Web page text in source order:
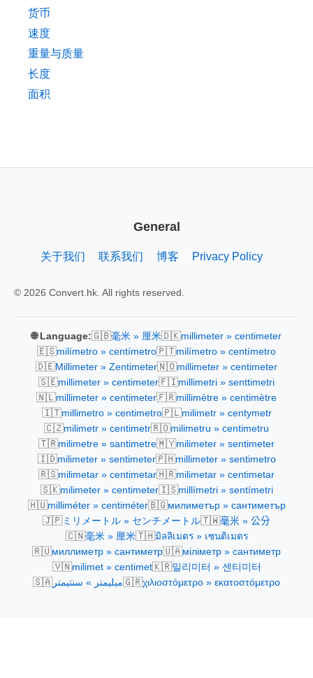
货币
速度
重量与质量
长度
面积
General
关于我们 联系我们 博客 Privacy Policy
© 2026 Convert.hk. All rights reserved.
🌐 Language:🇬🇧毫米 » 厘米🇩🇰millimeter » centimeter
🇪🇸milímetro » centímetro🇵🇹milímetro » centímetro
🇩🇪Millimeter » Zentimeter🇳🇴millimeter » centimeter
🇸🇪millimeter » centimeter🇫🇮millimetri » senttimetri
🇳🇱millimeter » centimeter🇫🇷millimètre » centimètre
🇮🇹millimetro » centimetro🇵🇱milimetr » centymetr
🇨🇿milimetr » centimetr🇷🇴milimetru » centimetru
🇹🇷milimetre » santimetre🇲🇾milimeter » sentimeter
🇮🇩milimeter » sentimeter🇵🇭millimeter » sentimetro
🇷🇸milimetar » centimetar🇭🇷milimetar » centimetar
🇸🇰milimeter » centimeter🇮🇸millímetri » sentímetri
🇭🇺milliméter » centiméter🇧🇬милиметър » сантиметър
🇯🇵ミリメートル » センチメートル🇹🇼毫米 » 公分
🇨🇳毫米 » 厘米🇹🇭มิลลิเมตร » เซนติเมตร
🇷🇺миллиметр » сантиметр🇺🇦міліметр » сантиметр
🇻🇳milimet » centimet🇰🇷밀리미터 » 센티미터
🇸🇦ميليمتر » سنتيمتر🇬🇷χιλιοστόμετρο » εκατοστόμετρο